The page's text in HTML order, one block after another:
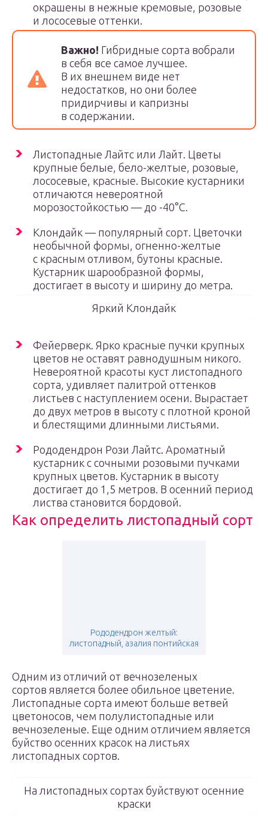
окрашены в нежные кремовые, розовые
и лососевые оттенки.
Важно! Гибридные сорта вобрали
в себя все самое лучшее.
В их внешнем виде нет
недостатков, но они более
придирчивы и капризны
в содержании.
Листопадные Лайтс или Лайт. Цветы
крупные белые, бело-желтые, розовые,
лососевые, красные. Высокие кустарники
отличаются невероятной
морозостойкостью — до -40°С.
Клондайк — популярный сорт. Цветочки
необычной формы, огненно-желтые
с красным отливом, бутоны красные.
Кустарник шарообразной формы,
достигает в высоту и ширину до метра.
Яркий Клондайк
Фейерверк. Ярко красные пучки крупных
цветов не оставят равнодушным никого.
Невероятной красоты куст листопадного
сорта, удивляет палитрой оттенков
листьев с наступлением осени. Вырастает
до двух метров в высоту с плотной кроной
и блестящими длинными листьями.
Рододендрон Рози Лайтс. Ароматный
кустарник с сочными розовыми пучками
крупных цветов. Кустарник в высоту
достигает до 1,5 метров. В осенний период
листва становится бордовой.
Как определить листопадный сорт
Рододендрон желтый:
листопадный, азалия понтийская
Одним из отличий от вечнозеленых
сортов является более обильное цветение.
Листопадные сорта имеют больше ветвей
цветоносов, чем полулистопадные или
вечнозеленые. Еще одним отличием является
буйство осенних красок на листьях
листопадных сортов.
На листопадных сортах буйствуют осенние
краски